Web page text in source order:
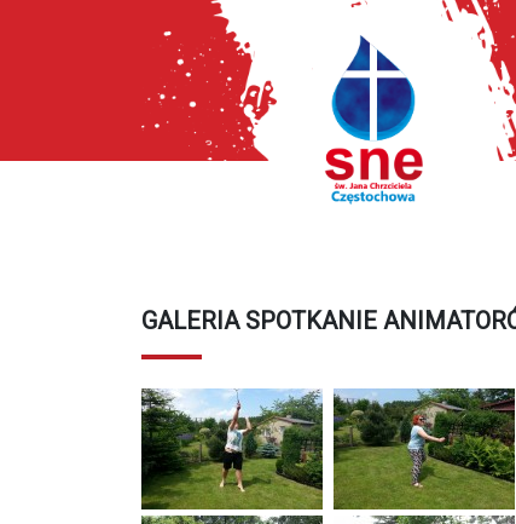
GALERIA SPOTKANIE